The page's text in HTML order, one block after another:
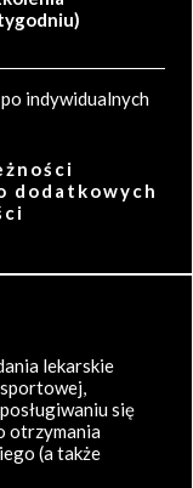
indywidualnych
dodatkowych
lekarskie
się
otrzymania
(a także